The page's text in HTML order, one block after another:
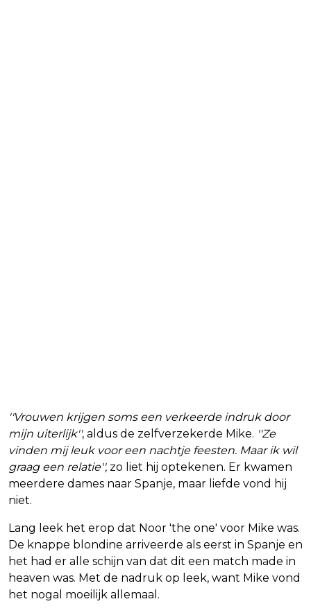
''Vrouwen krijgen soms een verkeerde indruk door
mijn uiterlijk'', aldus de zelfverzekerde Mike. ''Ze
vinden mij leuk voor een nachtje feesten. Maar ik wil
graag een relatie'', zo liet hij optekenen. Er kwamen
meerdere dames naar Spanje, maar liefde vond hij
niet.
Lang leek het erop dat Noor 'the one' voor Mike was.
De knappe blondine arriveerde als eerst in Spanje en
het had er alle schijn van dat dit een match made in
heaven was. Met de nadruk op leek, want Mike vond
het nogal moeilijk allemaal.